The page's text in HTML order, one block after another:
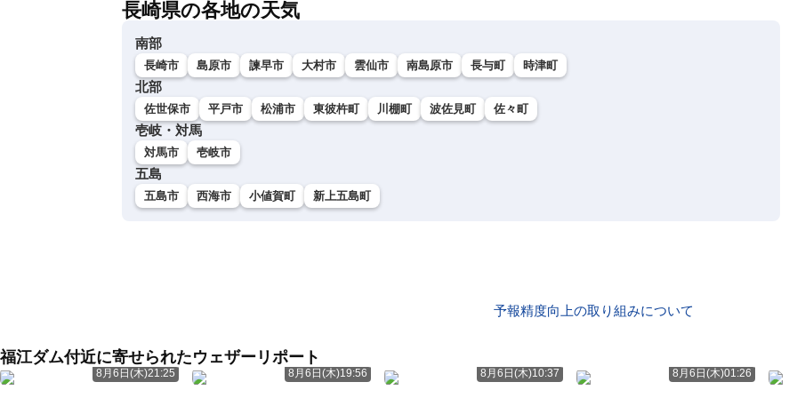
長崎県の各地の天気
南部
長崎市 島原市 諫早市 大村市 雲仙市 南島原市 長与町 時津町
北部
佐世保市 平戸市 松浦市 東彼杵町 川棚町 波佐見町 佐々町
壱岐・対馬
対馬市 壱岐市
五島
五島市 西海市 小値賀町 新上五島町
予報精度向上の取り組みについて
福江ダム付近に寄せられたウェザーリポート
8月6日(木)21:25 8月6日(木)19:56 8月6日(木)10:37 8月6日(木)01:26